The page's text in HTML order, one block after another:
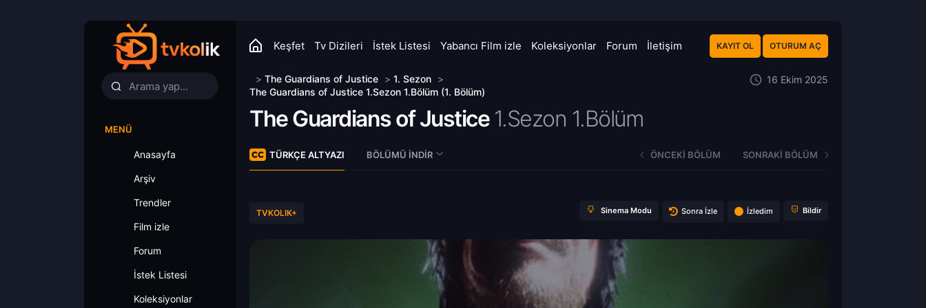
Keşfet Tv Dizileri İstek Listesi Yabancı Film izle Koleksiyonlar Forum İletişim KAYIT OL OTURUM AÇ
MENÜ
Anasayfa
Arşiv
Trendler
Film izle
Forum
İstek Listesi
Koleksiyonlar
> The Guardians of Justice > 1. Sezon >
The Guardians of Justice 1.Sezon 1.Bölüm (1. Bölüm)
16 Ekim 2025
The Guardians of Justice 1.Sezon 1.Bölüm
TÜRKÇE ALTYAZI BÖLÜMÜ İNDIR ÖNCEKI BÖLÜM SONRAKI BÖLÜM
TVKOLIK+ Sinema Modu Sonra İzle İzledim Bildir